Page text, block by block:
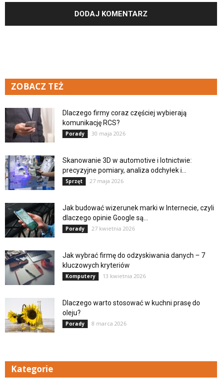
ZOBACZ TEŻ
Dlaczego firmy coraz częściej wybierają
komunikację RCS?
Porady 30 maja 2026
Skanowanie 3D w automotive i lotnictwie:
precyzyjne pomiary, analiza odchyłek i...
Sprzęt 27 maja 2026
Jak budować wizerunek marki w Internecie, czyli
dlaczego opinie Google są...
Porady 27 kwietnia 2026
Jak wybrać firmę do odzyskiwania danych – 7
kluczowych kryteriów
Komputery 13 kwietnia 2026
Dlaczego warto stosować w kuchni prasę do
oleju?
Porady 8 marca 2026
Kategorie